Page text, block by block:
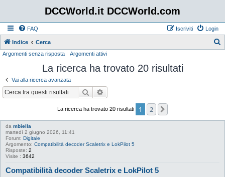
DCCWorld.it DCCWorld.com
FAQ Login
Iscriviti
Indice Cerca
Argomenti senza risposta Argomenti attivi
La ricerca ha trovato 20 risultati
Vai alla ricerca avanzata
Cerca
La ricerca ha trovato 20 risultati 1 2
da mbiella
martedì 2 giugno 2026, 11:41
Forum: Digitale
Argomento: Compatibilità decoder Scaletrix e LokPilot 5
Risposte: 2
Visite : 3642
Compatibilità decoder Scaletrix e LokPilot 5